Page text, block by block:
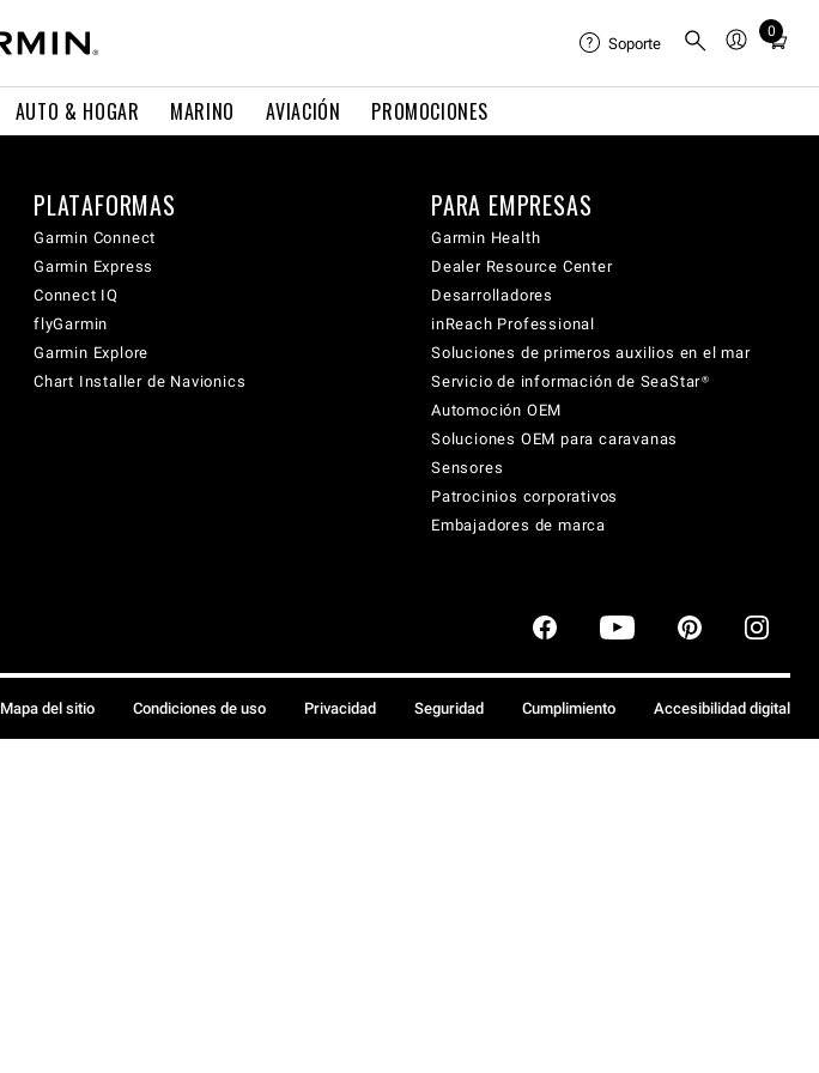
AUTO & HOGAR MARINO AVIACIÓN PROMOCIONES
Soporte
0
Total
cart:
PLATAFORMAS
Garmin Connect
Garmin Express
Connect IQ
flyGarmin
Garmin Explore
Chart Installer de Navionics
PARA EMPRESAS
Garmin Health
Dealer Resource Center
Desarrolladores
inReach Professional
Soluciones de primeros auxilios en el mar
Servicio de información de SeaStar®
Automoción OEM
Soluciones OEM para caravanas
Sensores
Patrocinios corporativos
Embajadores de marca
Mapa del sitio Condiciones de uso Privacidad Seguridad Cumplimiento Accesibilidad digital